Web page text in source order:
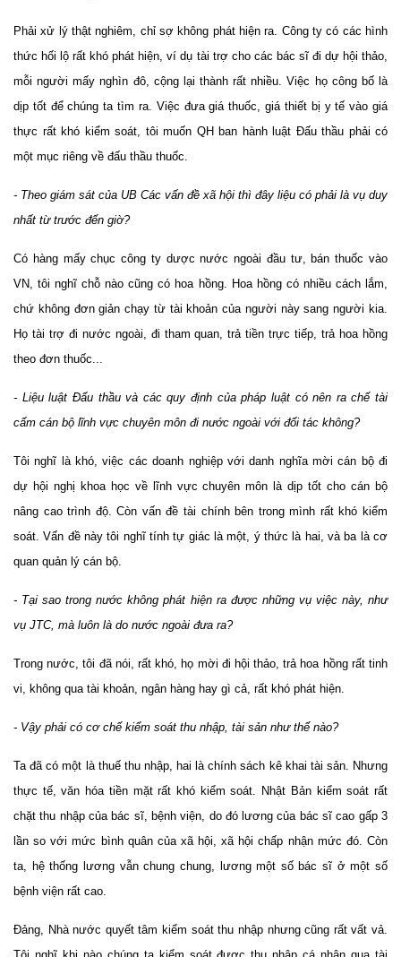
Phải xử lý thật nghiêm, chỉ sợ không phát hiện ra. Công ty có các hình
thức hối lộ rất khó phát hiện, ví dụ tài trợ cho các bác sĩ đi dự hội thảo,
mỗi người mấy nghìn đô, cộng lại thành rất nhiều. Việc họ công bố là
dịp tốt để chúng ta tìm ra. Việc đưa giá thuốc, giá thiết bị y tế vào giá
thực rất khó kiểm soát, tôi muốn QH ban hành luật Đấu thầu phải có
một mục riêng về đấu thầu thuốc.
- Theo giám sát của UB Các vấn đề xã hội thì đây liệu có phải là vụ duy
nhất từ trước đến giờ?
Có hàng mấy chục công ty dược nước ngoài đầu tư, bán thuốc vào
VN, tôi nghĩ chỗ nào cũng có hoa hồng. Hoa hồng có nhiều cách lắm,
chứ không đơn giản chạy từ tài khoản của người này sang người kia.
Họ tài trợ đi nước ngoài, đi tham quan, trả tiền trực tiếp, trả hoa hồng
theo đơn thuốc...
- Liệu luật Đấu thầu và các quy định của pháp luật có nên ra chế tài
cấm cán bộ lĩnh vực chuyên môn đi nước ngoài với đối tác không?
Tôi nghĩ là khó, việc các doanh nghiệp với danh nghĩa mời cán bộ đi
dự hội nghị khoa học về lĩnh vực chuyên môn là dịp tốt cho cán bộ
nâng cao trình độ. Còn vấn đề tài chính bên trong mình rất khó kiểm
soát. Vấn đề này tôi nghĩ tính tự giác là một, ý thức là hai, và ba là cơ
quan quản lý cán bộ.
- Tại sao trong nước không phát hiện ra được những vụ việc này, như
vụ JTC, mà luôn là do nước ngoài đưa ra?
Trong nước, tôi đã nói, rất khó, họ mời đi hội thảo, trả hoa hồng rất tinh
vi, không qua tài khoản, ngân hàng hay gì cả, rất khó phát hiện.
- Vậy phải có cơ chế kiểm soát thu nhập, tài sản như thế nào?
Ta đã có một là thuế thu nhập, hai là chính sách kê khai tài sản. Nhưng
thực tế, văn hóa tiền mặt rất khó kiểm soát. Nhật Bản kiểm soát rất
chặt thu nhập của bác sĩ, bệnh viện, do đó lương của bác sĩ cao gấp 3
lần so với mức bình quân của xã hội, xã hội chấp nhận mức đó. Còn
ta, hệ thống lương vẫn chung chung, lương một số bác sĩ ở một số
bệnh viện rất cao.
Đảng, Nhà nước quyết tâm kiểm soát thu nhập nhưng cũng rất vất vả.